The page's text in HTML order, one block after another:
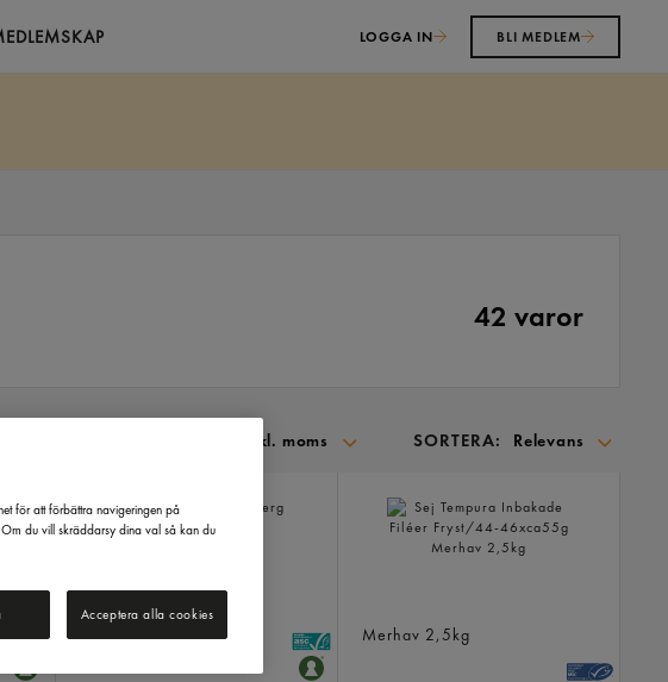
LOGGA IN BLI MEDLEM
42 varor
Inkl. moms SORTERA: Relevans
PÅ:
Falkenbergca: 1.5kg
Merhav 2,5kg
för att förbättra navigeringen på
du vill skräddarsy dina val så kan du
Acceptera alla cookies